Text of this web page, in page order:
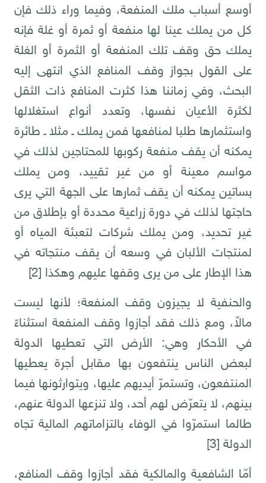
أوسع أسباب ملك المنفعة، وفيما وراء ذلك فإن
كل من يملك عينا لها منفعة أو ثمرة أو غلة فإنه
يملك حق وقف تلك المنفعة أو الثمرة أو الغلة
على القول بجواز وقف المنافع الذي انتهى إليه
البحث، وفي زماننا هذا كثرت المنافع ذات الثقل
لكثرة الأعيان نفسها، وتعدد أنواع استغلالها
واستثمارها طلبا لمنافعها فمن يملك ـ مثلا ـ طائرة
يمكنه أن يقف منفعة ركوبها للمحتاجين لذلك في
مواسم معينة أو من غير تقييد، ومن يملك
بساتين يمكنه أن يقف ثمارها على الجهة التي يرى
حاجتها لذلك في دورة زراعية محددة أو بإطلاق من
غير تحديد، ومن يملك شركات لتعبئة المياه أو
لمنتجات الألبان في وسعه أن يقف منتجاته في
هذا الإطار على من يرى وقفها عليهم وهكذا [2]
والحنفية لا يجيزون وقف المنفعة؛ لأنها ليست
مالاً، ومع ذلك فقد أجازوا وقف المنفعة استثناءً
في الأحكار وهي: الأرض التي تعطيها الدولة
لبعض الناس ينتفعون بها مقابل أجرة يعطيها
المنتفعون، وتستمرّ أيديهم عليها، ويتوارثونها فيما
بينهم، لا يتعرّض لهم أحد، ولا تنزعها الدولة عنهم،
طالما استمرّوا في الوفاء بالتزاماتهم المالية تجاه
الدولة [3]
أمّا الشافعية والمالكية فقد أجازوا وقف المنافع،